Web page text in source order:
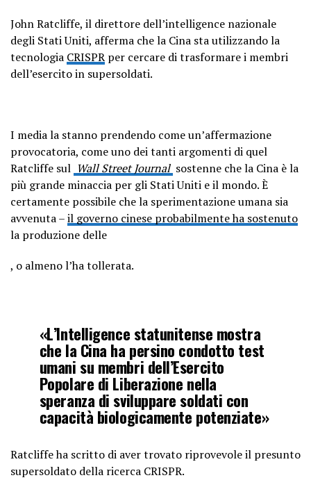
John Ratcliffe, il direttore dell’intelligence nazionale
degli Stati Uniti, afferma che la Cina sta utilizzando la
tecnologia CRISPR per cercare di trasformare i membri
dell’esercito in supersoldati.
I media la stanno prendendo come un’affermazione
provocatoria, come uno dei tanti argomenti di quel
Ratcliffe sul Wall Street Journal sostenne che la Cina è la
più grande minaccia per gli Stati Uniti e il mondo. È
certamente possibile che la sperimentazione umana sia
avvenuta –il governo cinese probabilmente ha sostenuto
la produzione delle
, o almeno l’ha tollerata.
«L’Intelligence statunitense mostra
che la Cina ha persino condotto test
umani su membri dell’Esercito
Popolare di Liberazione nella
speranza di sviluppare soldati con
capacità biologicamente potenziate»
Ratcliffe ha scritto di aver trovato riprovevole il presunto
supersoldato della ricerca CRISPR.